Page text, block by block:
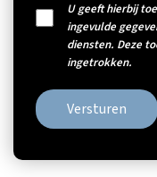
U geeft hierbij
ingevulde
diensten. Deze
ingetrokken.
Versturen